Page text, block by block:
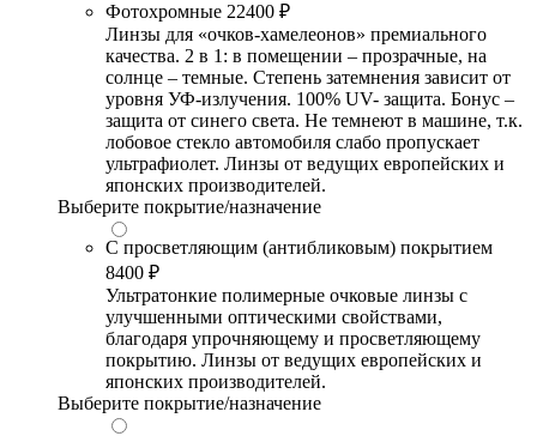
Фотохромные 22400 ₽
Линзы для «очков-хамелеонов» премиального
качества. 2 в 1: в помещении – прозрачные, на
солнце – темные. Степень затемнения зависит от
уровня УФ-излучения. 100% UV- защита. Бонус –
защита от синего света. Не темнеют в машине, т.к.
лобовое стекло автомобиля слабо пропускает
ультрафиолет. Линзы от ведущих европейских и
японских производителей.
Выберите покрытие/назначение
С просветляющим (антибликовым) покрытием
8400 ₽
Ультратонкие полимерные очковые линзы с
улучшенными оптическими свойствами,
благодаря упрочняющему и просветляющему
покрытию. Линзы от ведущих европейских и
японских производителей.
Выберите покрытие/назначение